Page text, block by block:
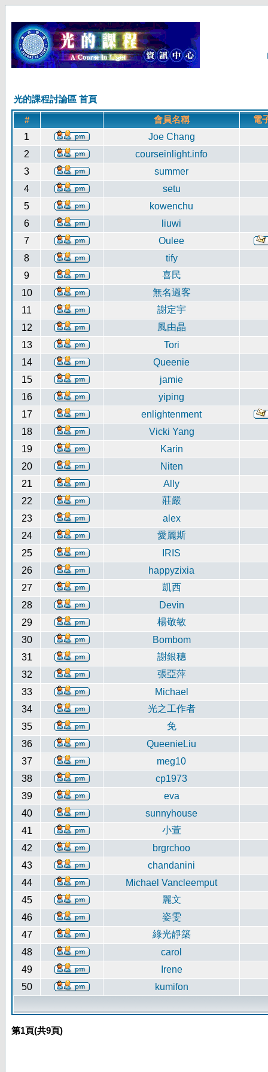
光的課程討論區 首頁
# 會員名稱
電
1
Joe Chang
2
courseinlight.info
3
summer
4
setu
5
kowenchu
6
liuwi
7
Oulee
8
tify
9
喜民
10
無名過客
11
謝定宇
12
風由晶
13
Tori
14
Queenie
15
jamie
16
yiping
17
enlightenment
18
Vicki Yang
19
Karin
20
Niten
21
Ally
22
莊嚴
23
alex
24
愛麗斯
25
IRIS
26
happyzixia
27
凱西
28
Devin
29
楊敬敏
30
Bombom
31
謝銀穗
32
張亞萍
33
Michael
34
光之工作者
35
免
36
QueenieLiu
37
meg10
38
cp1973
39
eva
40
sunnyhouse
41
小萱
42
brgrchoo
43
chandanini
44
Michael Vancleemput
45
麗文
46
姿雯
47
綠光靜築
48
carol
49
Irene
50
kumifon
第1頁(共9頁)